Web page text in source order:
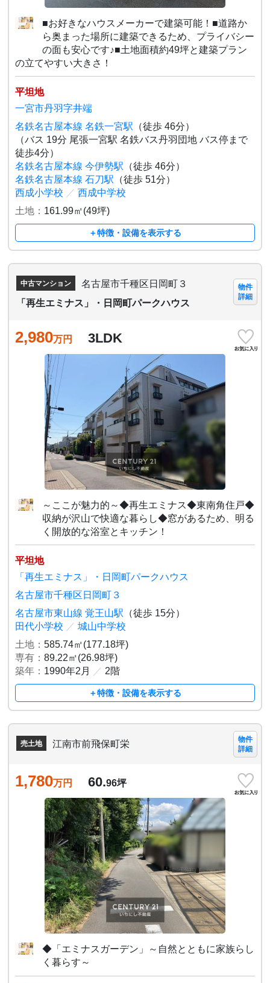
■お好きなハウスメーカーで建築可能！■道路か
ら奥まった場所に建築できるため、プライバシー
の面も安心です♪■土地面積約49坪と建築プラン
の立てやすい大きさ！
平坦地
一宮市丹羽字井端
名鉄名古屋本線 名鉄一宮駅 （徒歩 46分）
（バス 19分 尾張一宮駅 名鉄バス丹羽団地 バス停まで
徒歩4分）
名鉄名古屋本線 今伊勢駅 （徒歩 46分）
名鉄名古屋本線 石刀駅 （徒歩 51分）
西成小学校 ／ 西成中学校
土地： 161.99㎡(49坪)
＋特徴・設備を表示する
中古マンション
名古屋市千種区日岡町３
「再生エミナス」・日岡町パークハウス
物件
詳細
2,980万円 3LDK
～ここが魅力的～◆再生エミナス◆東南角住戸◆
収納が沢山で快適な暮らし◆窓があるため、明る
く開放的な浴室とキッチン！
平坦地
「再生エミナス」・日岡町パークハウス
名古屋市千種区日岡町３
名古屋市東山線 覚王山駅 （徒歩 15分）
田代小学校 ／ 城山中学校
土地：585.74㎡(177.18坪)
専有：89.22㎡(26.98坪)
築年： 1990年2月 ／ 2階
＋特徴・設備を表示する
売土地 江南市前飛保町栄
物件
詳細
1,780万円 60.96坪
◆「エミナスガーデン」～自然とともに家族らし
く暮らす～